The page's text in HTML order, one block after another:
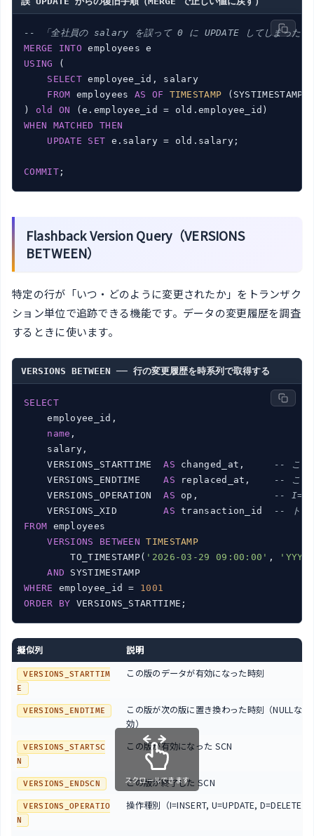
-- 「全社員の salary を誤って 0 に UPDATE してしまった」
MERGE
INTO
USING (
SELECT employee_id, salary
FROM employees AS OF TIMESTAMP
) old ON
WHEN
MATCHED
THEN
UPDATE
SET e.salary = old.salary;
COMMIT
Flashback Version Query（VERSIONS
BETWEEN）
特定の行が「いつ・どのように変更されたか」をトランザク
ション単位で追跡できる機能です。データの変更履歴を調査
するときに使います。
VERSIONS BETWEEN ── 行の変更履歴を時系列で取得する
SELECT
    employee_id,
name ,
    salary,
    VERSIONS_STARTTIME
AS changed_at,
-- この
    VERSIONS_ENDTIME
AS replaced_at,
-- この
    VERSIONS_OPERATION
AS op,
--
    VERSIONS_XID
AS transaction_id
-- トラ
FROM employees
VERSIONS
BETWEEN
TIMESTAMP
        TO_TIMESTAMP(
'2026-03-29 09:00:00' ,
AND
WHERE employee_id = 1001
ORDER
BY
擬似列 説明
VERSIONS_STARTTIM
E
この版のデータが有効になった時刻
VERSIONS_ENDTIME
この版が次の版に置き換わった時刻（NULLなら
効）
VERSIONS_STARTSC
N
この版が有効になった SCN
VERSIONS_ENDSCN この版が終了した SCN
VERSIONS_OPERATIO
N
操作種別（I=INSERT, U=UPDATE, D=DELETE）
スクロールできます